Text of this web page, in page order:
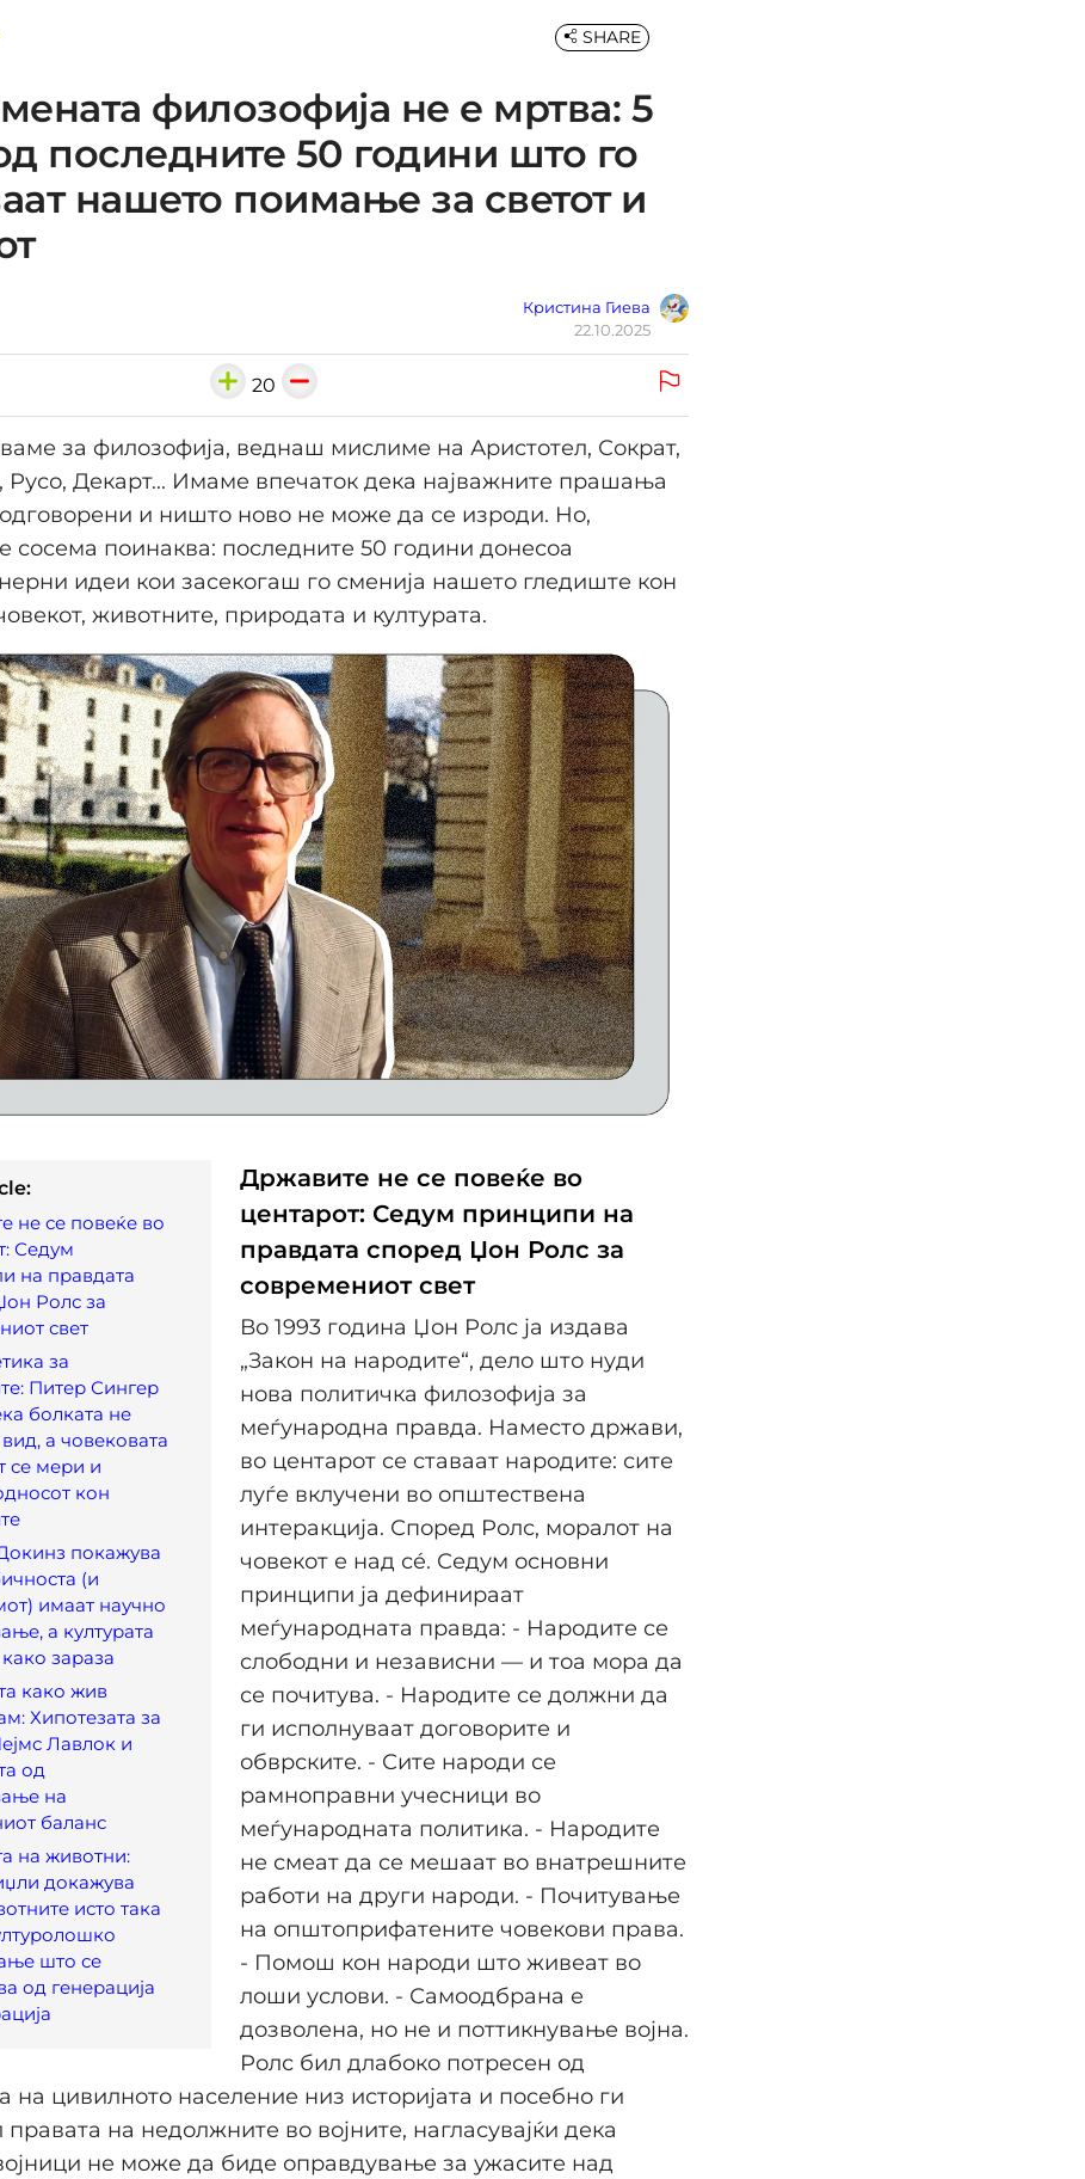
филозофија не е мртва: 5
последните 50 години што го
нашето поимање за светот и
Кристина Гиева
22.10.2025
SHARE
20
за филозофија, веднаш мислиме на Аристотел, Сократ,
Русо, Декарт... Имаме впечаток дека најважните прашања
и ништо ново не може да се изроди. Но,
сосема поинаква: последните 50 години донесоа
идеи кои засекогаш го сменија нашето гледиште кон
животните, природата и културата.
не се повеќе во
Седум
на правдата
Ролс за
свет
за
Питер Сингер
болката не
а човековата
се мери и
кон
покажува
(и
имаат научно
а културата
зараза
како жив
Хипотезата за
Лавлок и
од
на
баланс
на животни:
докажува
исто така
што се
од генерација
Државите не се повеќе во
центарот: Седум принципи на
правдата според Џон Ролс за
современиот свет
Во 1993 година Џон Ролс ја издава
„Закон на народите“, дело што нуди
нова политичка филозофија за
меѓународна правда. Наместо држави,
во центарот се ставаат народите: сите
луѓе вклучени во општествена
интеракција. Според Ролс, моралот на
човекот е над сé. Седум основни
принципи ја дефинираат
меѓународната правда: - Народите се
слободни и независни — и тоа мора да
се почитува. - Народите се должни да
ги исполнуваат договорите и
обврските. - Сите народи се
рамноправни учесници во
меѓународната политика. - Народите
не смеат да се мешаат во внатрешните
работи на други народи. - Почитување
на општоприфатените човекови права.
- Помош кон народи што живеат во
лоши услови. - Самоодбрана е
дозволена, но не и поттикнување војна.
Ролс бил длабоко потресен од
на цивилното население низ историјата и посебно ги
правата на недолжните во војните, нагласувајќи дека
не може да биде оправдување за ужасите над